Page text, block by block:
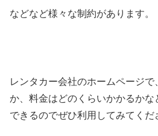
などなど様々な制約があります。
レンタカー会社のホームページ
か、料金はどのくらいかかるか
できるのでぜひ利用してみてくだ